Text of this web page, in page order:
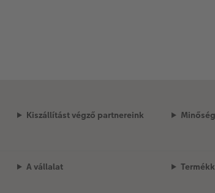
Kiszállítást végző partnereink
A vállalat